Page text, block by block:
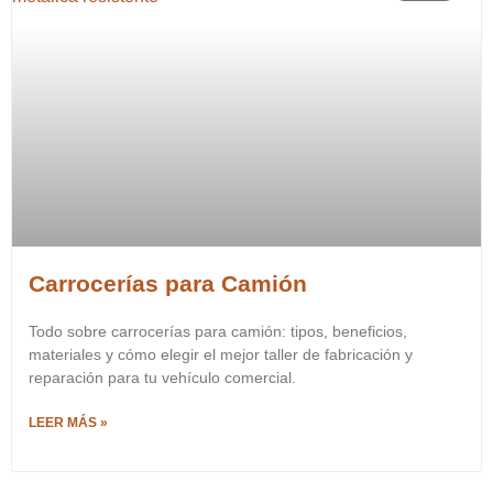
Carrocerías para Camión
Todo sobre carrocerías para camión: tipos, beneficios,
materiales y cómo elegir el mejor taller de fabricación y
reparación para tu vehículo comercial.
LEER MÁS »